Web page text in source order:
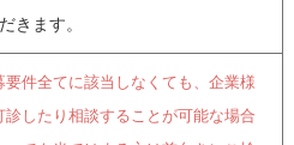
きます。
件全てに該当しなくても、企業様
診したり相談することが可能な場合